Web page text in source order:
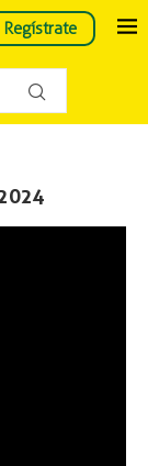
Regístrate